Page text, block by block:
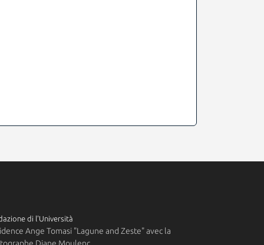
di l'Università
Ange Tomasi "Lagune and Zeste" avec la